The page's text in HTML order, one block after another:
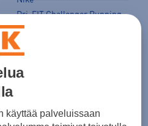
Dri-FIT Challenger Running Tights M - juoksutrikoot
59,99 €
käyttää palveluissaan